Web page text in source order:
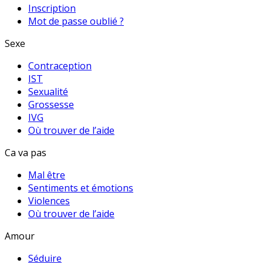
Inscription
Mot de passe oublié ?
Sexe
Contraception
IST
Sexualité
Grossesse
IVG
Où trouver de l’aide
Ca va pas
Mal être
Sentiments et émotions
Violences
Où trouver de l’aide
Amour
Séduire